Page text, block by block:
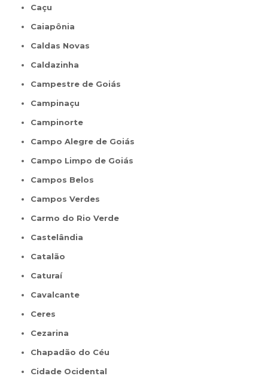
Caçu
Caiapônia
Caldas Novas
Caldazinha
Campestre de Goiás
Campinaçu
Campinorte
Campo Alegre de Goiás
Campo Limpo de Goiás
Campos Belos
Campos Verdes
Carmo do Rio Verde
Castelândia
Catalão
Caturaí
Cavalcante
Ceres
Cezarina
Chapadão do Céu
Cidade Ocidental